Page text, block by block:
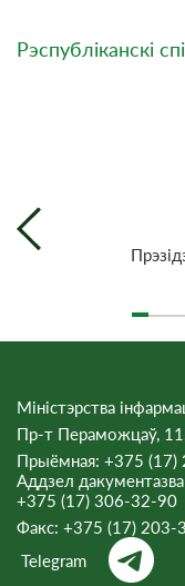
Рэспубліканскі
Міністэрства
Пр-т Пераможцаў,
Прыёмная: +375 (17)
Аддзел
+375 (17) 306-32-90
Факс: +375 (17) 203-
Telegram